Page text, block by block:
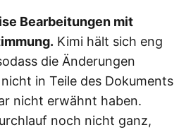
Bearbeitungen mit
Kimi hält sich eng
die Änderungen
in Teile des Dokuments
nicht erwähnt haben.
noch nicht ganz,